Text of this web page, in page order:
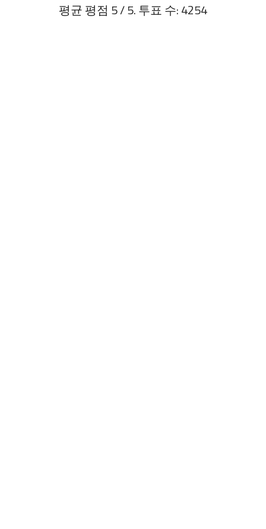
평균 평점 5/ 5. 투표 수:4254